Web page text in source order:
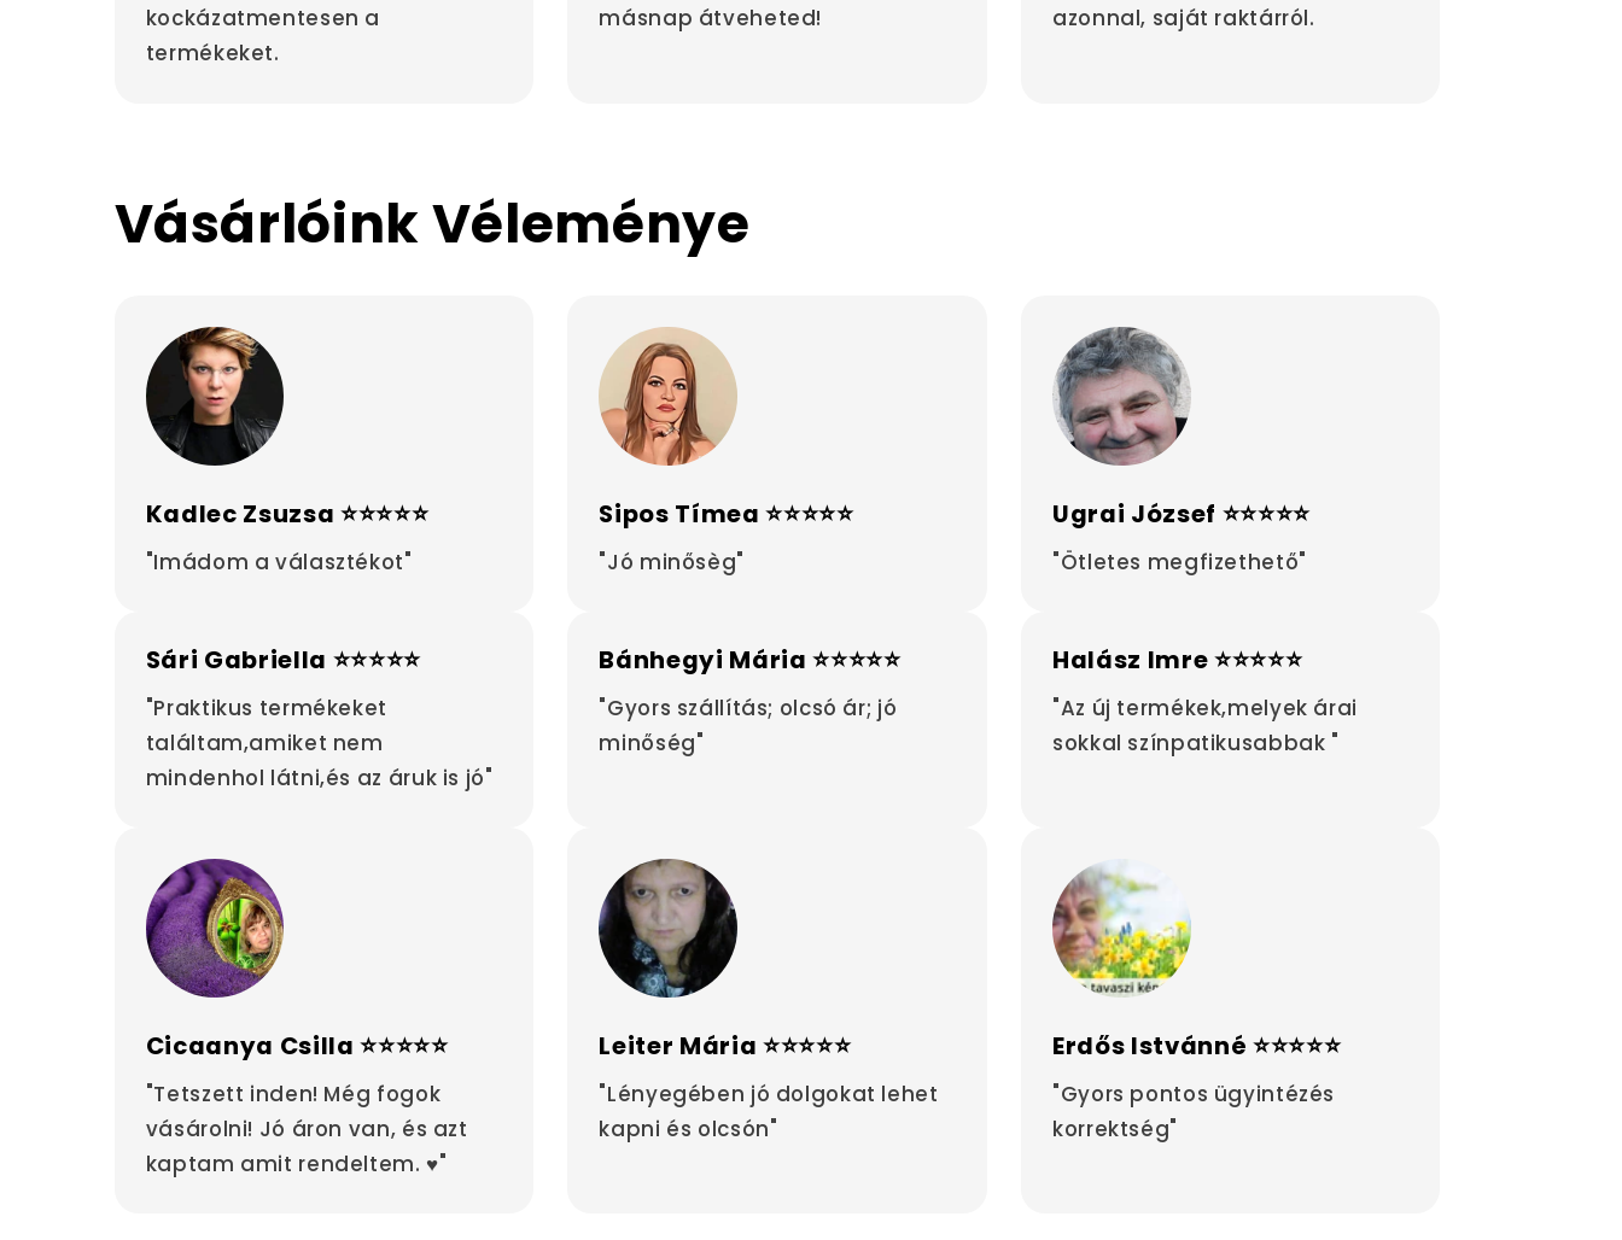
kockázatmentesen a
termékeket.
másnap átveheted!
azonnal, saját raktárról.
Vásárlóink Véleménye
Kadlec Zsuzsa ⭐⭐⭐⭐⭐
"Imádom a választékot"
Sipos Tímea ⭐⭐⭐⭐⭐
"Jó minősèg"
Ugrai József ⭐⭐⭐⭐⭐
"Ötletes megfizethető"
Sári Gabriella ⭐⭐⭐⭐⭐
"Praktikus termékeket
találtam,amiket nem
mindenhol látni,és az áruk is jó"
Bánhegyi Mária ⭐⭐⭐⭐⭐
"Gyors szállítás; olcsó ár; jó
minőség"
Halász Imre ⭐⭐⭐⭐⭐
"Az új termékek,melyek árai
sokkal színpatikusabbak "
Cicaanya Csilla ⭐⭐⭐⭐⭐
"Tetszett inden! Még fogok
vásárolni! Jó áron van, és azt
kaptam amit rendeltem. ♥"
Leiter Mária ⭐⭐⭐⭐⭐
"Lényegében jó dolgokat lehet
kapni és olcsón"
Erdős Istvánné ⭐⭐⭐⭐⭐
"Gyors pontos ügyintézés
korrektség"